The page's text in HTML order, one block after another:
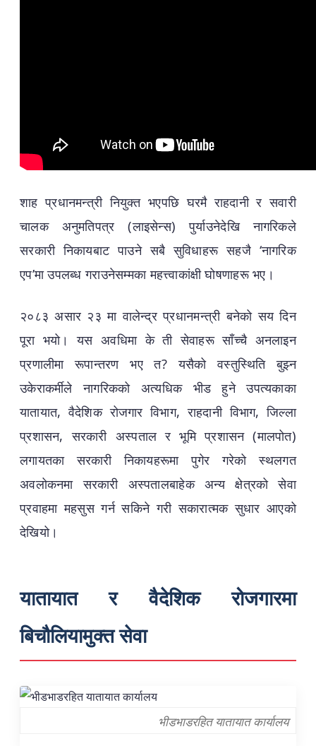
शाह प्रधानमन्त्री नियुक्त भएपछि घरमै राहदानी र सवारी
चालक अनुमतिपत्र (लाइसेन्स) पुर्याउनेदेखि नागरिकले
सरकारी निकायबाट पाउने सबै सुविधाहरू सहजै ‘नागरिक
एप’मा उपलब्ध गराउनेसम्मका महत्त्वाकांक्षी घोषणाहरू भए।
२०८३ असार २३ मा वालेन्द्र प्रधानमन्त्री बनेको सय दिन
पूरा भयो। यस अवधिमा के ती सेवाहरू साँच्चै अनलाइन
प्रणालीमा रूपान्तरण भए त? यसैको वस्तुस्थिति बुझ्न
उकेराकर्मीले नागरिकको अत्यधिक भीड हुने उपत्यकाका
यातायात, वैदेशिक रोजगार विभाग, राहदानी विभाग, जिल्ला
प्रशासन, सरकारी अस्पताल र भूमि प्रशासन (मालपोत)
लगायतका सरकारी निकायहरूमा पुगेर गरेको स्थलगत
अवलोकनमा सरकारी अस्पतालबाहेक अन्य क्षेत्रको सेवा
प्रवाहमा महसुस गर्न सकिने गरी सकारात्मक सुधार आएको
देखियो।
यातायात र वैदेशिक रोजगारमा
बिचौलियामुक्त सेवा
भीडभाडरहित यातायात कार्यालय